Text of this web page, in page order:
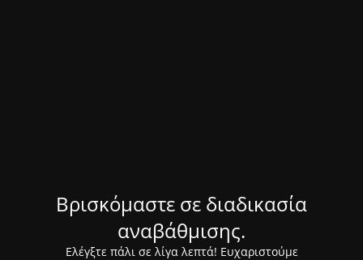
Βρισκόμαστε σε διαδικασία
αναβάθμισης.
Ελέγξτε πάλι σε λίγα λεπτά! Ευχαριστούμε